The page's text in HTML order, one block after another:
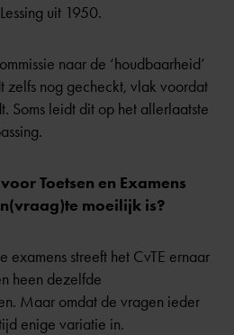
uit 1950.
naar de ‘houdbaarheid’
zelfs nog gecheckt, vlak voordat
Soms leidt dit op het allerlaatste
Toetsen en Examens
moeilijk is?
examens streeft het CvTE ernaar
heen dezelfde
Maar omdat de vragen ieder
enige variatie in.